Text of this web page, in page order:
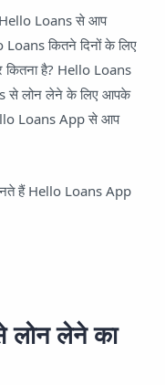
Hello Loans से आप
कितने दिनों के लिए
कितना है? Hello Loans
से लोन लेने के लिए आपके
Loans App से आप
हैं Hello Loans App
लेने का